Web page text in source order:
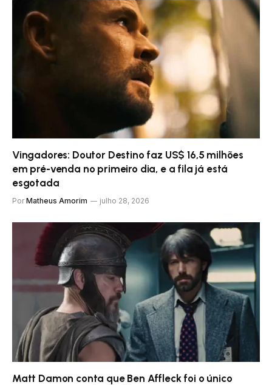
Vingadores: Doutor Destino faz US$ 16,5 milhões
em pré-venda no primeiro dia, e a fila já está
esgotada
Por Matheus Amorim julho 28, 2026
Matt Damon conta que Ben Affleck foi o único